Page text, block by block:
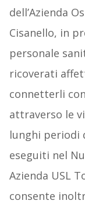
dell’Azienda
Cisanello, in
personale
ricoverati
connetterli
attraverso le
lunghi periodi
eseguiti nel
Azienda USL
consente